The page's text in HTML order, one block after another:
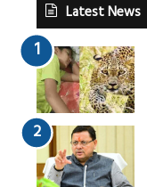
Latest News